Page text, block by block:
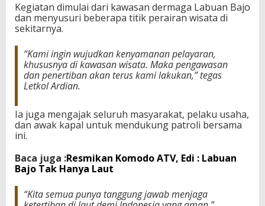
Kegiatan dimulai dari kawasan dermaga Labuan Bajo
dan menyusuri beberapa titik perairan wisata di
sekitarnya.
“Kami ingin wujudkan kenyamanan pelayaran,
khususnya di kawasan wisata. Maka pengawasan
dan penertiban akan terus kami lakukan,” tegas
Letkol Ardian.
Ia juga mengajak seluruh masyarakat, pelaku usaha,
dan awak kapal untuk mendukung patroli bersama
ini.
Baca juga :Resmikan Komodo ATV, Edi : Labuan
Bajo Tak Hanya Laut
“Kita semua punya tanggung jawab menjaga